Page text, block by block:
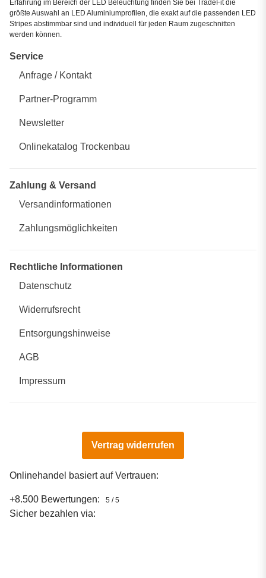
Erfahrung im Bereich der LED Beleuchtung finden Sie bei TradeFit die
größte Auswahl an LED Aluminiumprofilen, die exakt auf die passenden LED
Stripes abstimmbar sind und individuell für jeden Raum zugeschnitten
werden können.
Service
Anfrage / Kontakt
Partner-Programm
Newsletter
Onlinekatalog Trockenbau
Zahlung & Versand
Versandinformationen
Zahlungsmöglichkeiten
Rechtliche Informationen
Datenschutz
Widerrufsrecht
Entsorgungshinweise
AGB
Impressum
Vertrag widerrufen
Onlinehandel basiert auf Vertrauen:
+8.500 Bewertungen: 5 / 5
Sicher bezahlen via: